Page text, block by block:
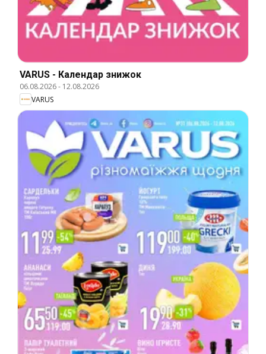
VARUS - Календар знижок
06.08.2026- 12.08.2026
VARUS